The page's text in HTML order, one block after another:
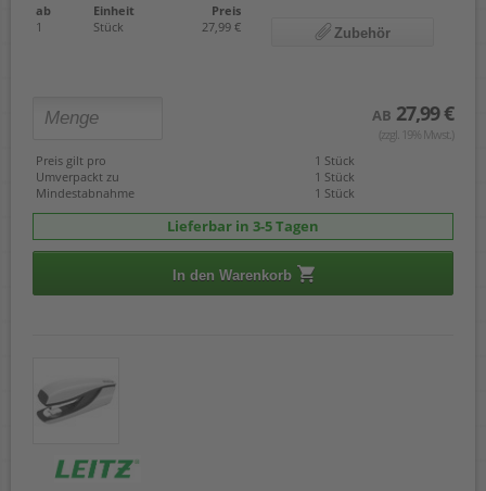
ab Einheit
Preis
1
Stück 27,99 € Zubehör
AB 27,99 €
(zzgl. 19% Mwst.)
Preis gilt pro
1 Stück
Umverpackt zu
1 Stück
Mindestabnahme
1 Stück
Lieferbar in 3-5 Tagen
In den Warenkorb